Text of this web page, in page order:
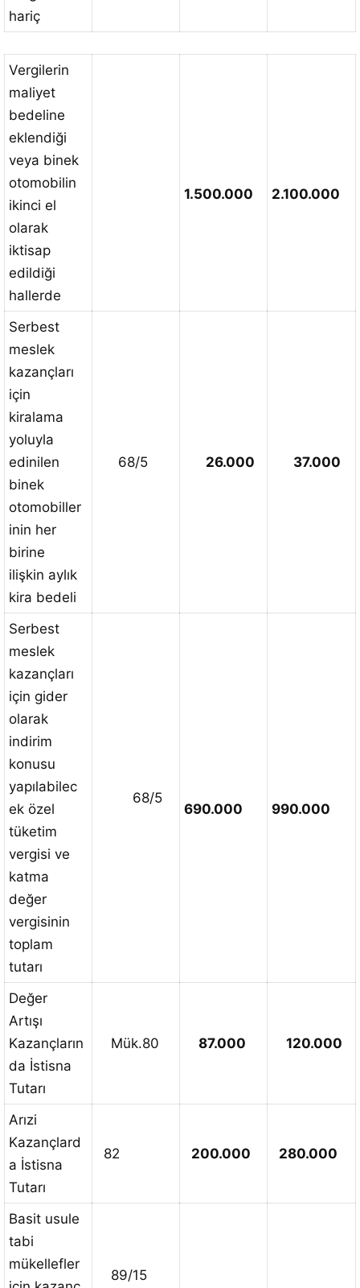
hariç
Vergilerin
maliyet
bedeline
eklendiği
veya binek
otomobilin
ikinci el
olarak
iktisap
edildiği
hallerde
1.500.000 2.100.000
Serbest
meslek
kazançları
için
kiralama
yoluyla
edinilen
binek
otomobiller
inin her
birine
ilişkin aylık
kira bedeli
68/5 26.000 37.000
Serbest
meslek
kazançları
için gider
olarak
indirim
konusu
yapılabilec
ek özel
tüketim
vergisi ve
katma
değer
vergisinin
toplam
tutarı
68/5
690.000 990.000
Değer
Artışı
Kazançların
da İstisna
Tutarı
Mük.80 87.000 120.000
Arızi
Kazançlard
a İstisna
Tutarı
82 200.000 280.000
Basit usule
tabi
mükellefler
89/15